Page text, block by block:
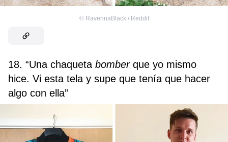
© RavennaBlack / Reddit
18. “Una chaqueta bomberque yo mismo
hice. Vi esta tela y supe que tenía que hacer
algo con ella”